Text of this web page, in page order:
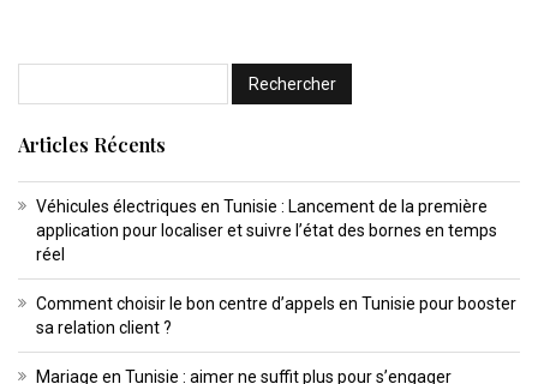
Articles Récents
Véhicules électriques en Tunisie : Lancement de la première
application pour localiser et suivre l’état des bornes en temps
réel
Comment choisir le bon centre d’appels en Tunisie pour booster
sa relation client ?
Mariage en Tunisie : aimer ne suffit plus pour s’engager